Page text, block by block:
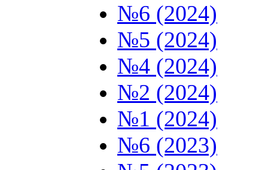
№6 (2024)
№5 (2024)
№4 (2024)
№2 (2024)
№1 (2024)
№6 (2023)